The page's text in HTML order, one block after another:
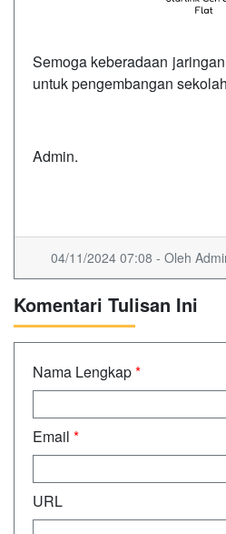
Semoga keberadaan
untuk pengembangan sekolah
Admin.
04/11/2024 07:08 - Oleh
Komentari Tulisan Ini
Nama Lengkap*
Email *
URL